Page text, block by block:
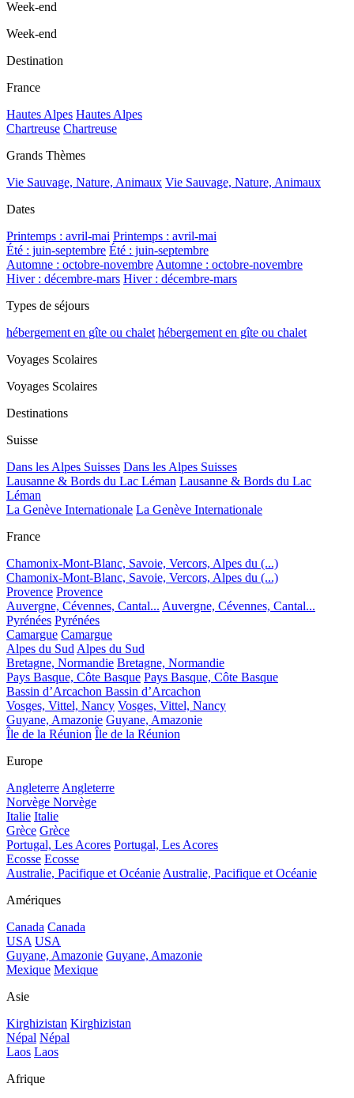
Week-end
Week-end
Destination
France
Hautes Alpes Hautes Alpes
Chartreuse Chartreuse
Grands Thèmes
Vie Sauvage, Nature, Animaux Vie Sauvage, Nature, Animaux
Dates
Printemps : avril-mai Printemps : avril-mai
Été : juin-septembre Été : juin-septembre
Automne : octobre-novembreAutomne : octobre-novembre
Hiver : décembre-mars Hiver : décembre-mars
Types de séjours
hébergement en gîte ou chalet hébergement en gîte ou chalet
Voyages Scolaires
Voyages Scolaires
Destinations
Suisse
Dans les Alpes Suisses Dans les Alpes Suisses
Lausanne & Bords du Lac Léman Lausanne & Bords du Lac
Léman
La Genève Internationale La Genève Internationale
France
Chamonix-Mont-Blanc, Savoie, Vercors, Alpes du (...)
Chamonix-Mont-Blanc, Savoie, Vercors, Alpes du (...)
Provence Provence
Auvergne, Cévennes, Cantal... Auvergne, Cévennes, Cantal...
Pyrénées Pyrénées
Camargue Camargue
Alpes du SudAlpes du Sud
Bretagne, Normandie Bretagne, Normandie
Pays Basque, Côte Basque Pays Basque, Côte Basque
Bassin d’Arcachon Bassin d’Arcachon
Vosges, Vittel, Nancy Vosges, Vittel, Nancy
Guyane, Amazonie Guyane, Amazonie
Île de la Réunion Île de la Réunion
Europe
AngleterreAngleterre
Norvège Norvège
Italie Italie
Grèce Grèce
Portugal, Les Acores Portugal, Les Acores
Ecosse Ecosse
Australie, Pacifique et OcéanieAustralie, Pacifique et Océanie
Amériques
Canada Canada
USA USA
Guyane, Amazonie Guyane, Amazonie
Mexique Mexique
Asie
Kirghizistan Kirghizistan
Népal Népal
Laos Laos
Afrique